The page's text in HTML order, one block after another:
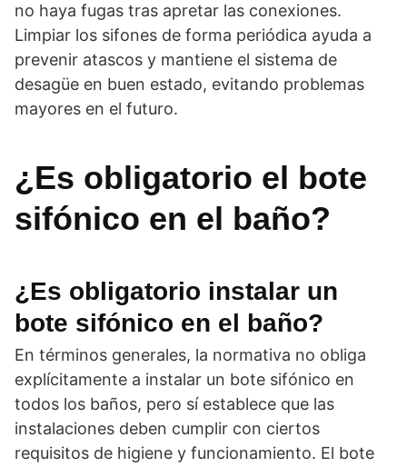
no haya fugas tras apretar las conexiones.
Limpiar los sifones de forma periódica ayuda a
prevenir atascos y mantiene el sistema de
desagüe en buen estado, evitando problemas
mayores en el futuro.
¿Es obligatorio el bote
sifónico en el baño?
¿Es obligatorio instalar un
bote sifónico en el baño?
En términos generales, la normativa no obliga
explícitamente a instalar un bote sifónico en
todos los baños, pero sí establece que las
instalaciones deben cumplir con ciertos
requisitos de higiene y funcionamiento. El bote